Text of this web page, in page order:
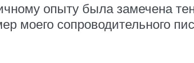
опыту была замечена
моего сопроводительного